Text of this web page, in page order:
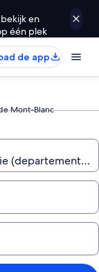
en
één plek
de app
Mont-Blanc